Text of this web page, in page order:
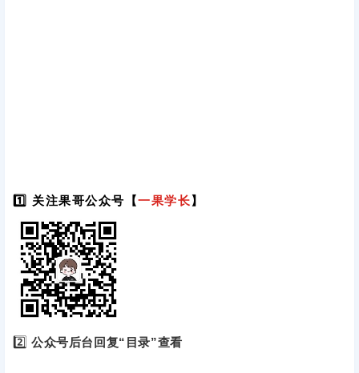
1️⃣ 关注果哥公众号【一果学长】
2️⃣公众号后台回复“目录”查看